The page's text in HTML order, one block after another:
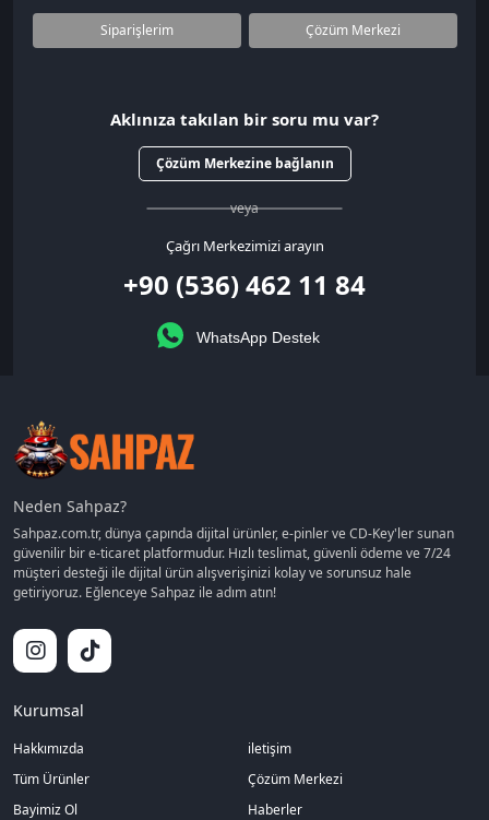
Siparişlerim Çözüm Merkezi
Aklınıza takılan bir soru mu var?
Çözüm Merkezine bağlanın
veya
Çağrı Merkezimizi arayın
+90 (536) 462 11 84
WhatsApp Destek
Neden Sahpaz?
Sahpaz.com.tr, dünya çapında dijital ürünler, e-pinler ve CD-Key'ler sunan
güvenilir bir e-ticaret platformudur. Hızlı teslimat, güvenli ödeme ve 7/24
müşteri desteği ile dijital ürün alışverişinizi kolay ve sorunsuz hale
getiriyoruz. Eğlenceye Sahpaz ile adım atın!
Kurumsal
Hakkımızda
iletişim
Tüm Ürünler
Çözüm Merkezi
Bayimiz Ol
Haberler